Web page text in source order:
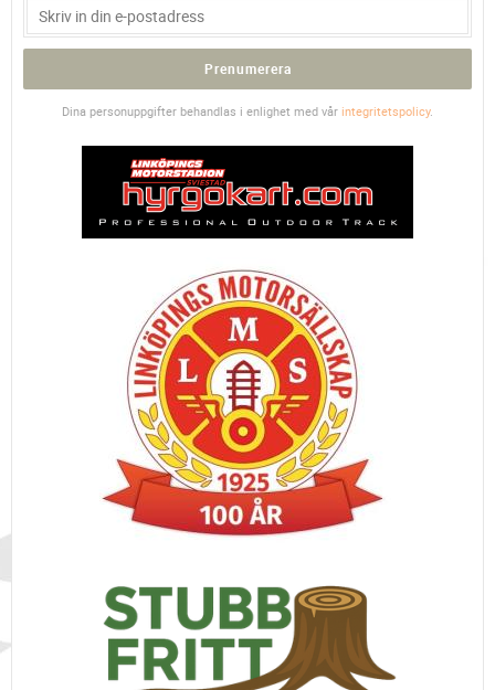
Prenumerera
Dina personuppgifter behandlas i enlighet med vår integritetspolicy.